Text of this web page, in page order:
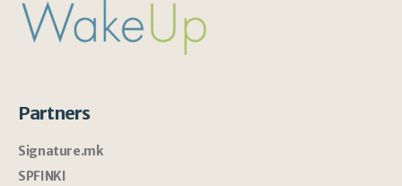
Partners
Signature.mk
SPFINKI